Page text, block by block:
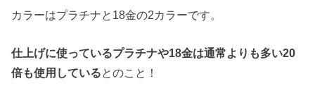
カラーはプラチナと18金の2カラーです。
仕上げに使っているプラチナや18金は通常よりも多い20
倍も使用しているとのこと！